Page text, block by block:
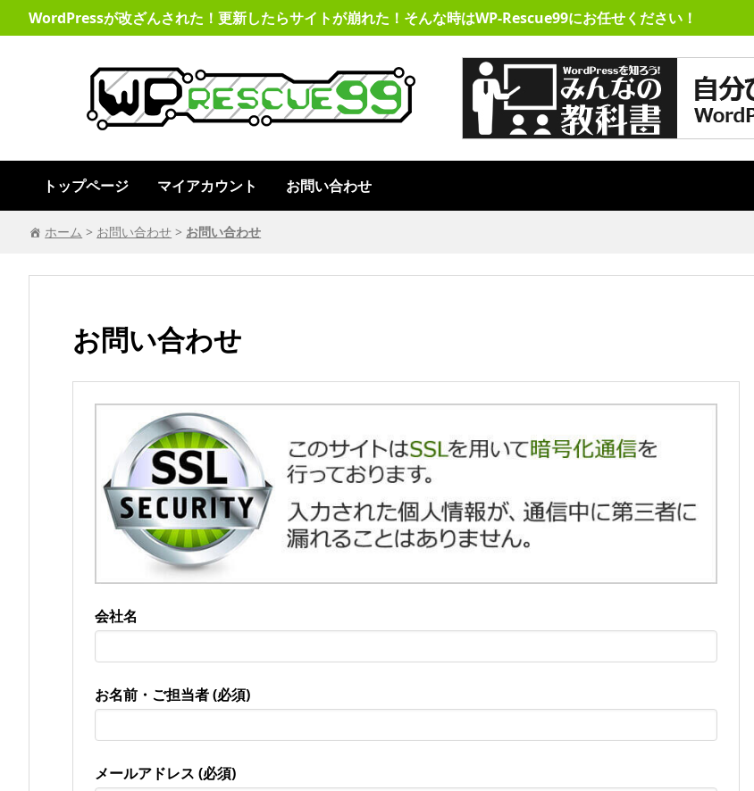
ン
動
WordPressが改ざんされた！更新したらサイトが崩れた！そんな時はWP-Rescue99にお任せください！
トップページ マイアカウント お問い合わせ
ホーム > お問い合わせ > お問い合わせ
お問い合わせ
会社名
お名前・ご担当者 (必須)
メールアドレス (必須)